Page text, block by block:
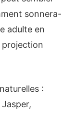
sonnera-
adulte en
: